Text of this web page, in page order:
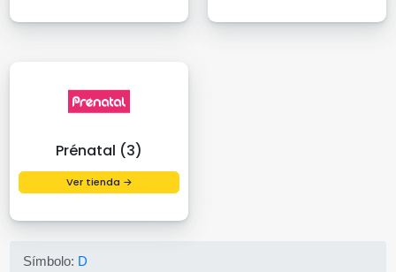
Prénatal (3)
Ver tienda →
Símbolo: D